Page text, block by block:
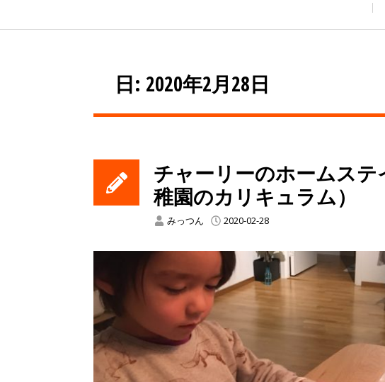
日: 2020年2月28日
チャーリーのホームス
稚園のカリキュラム）
みっつん 2020-02-28